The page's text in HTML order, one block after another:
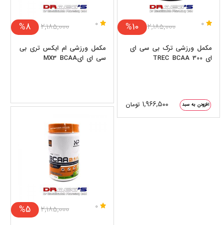
0
%10 ۲,۱۸۵,۰۰۰
مکمل ورزشی ترک بی سی ای
ای TREC BCAA 300
افزودن به سبد ۱,۹۶۶,۵۰۰ تومان
0
%8 ۲,۱۸۵,۰۰۰
مکمل ورزشی ام ایکس تری بی
سی ای ایMX3 BCAA
0
%5 ۲,۱۸۵,۰۰۰